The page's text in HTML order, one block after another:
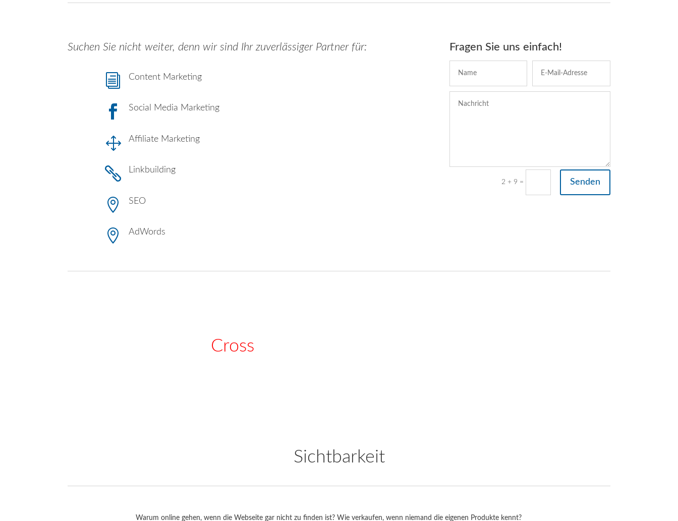
Suchen Sie nicht weiter, denn wir sind Ihr zuverlässiger Partner für:
i Content Marketing
 Social Media Marketing
1 Affiliate Marketing
 Linkbuilding
 SEO
 AdWords
Fragen Sie uns einfach!
2 + 9 = Senden
Cross
Sichtbarkeit
Warum online gehen, wenn die Webseite gar nicht zu finden ist? Wie verkaufen, wenn niemand die eigenen Produkte kennt?